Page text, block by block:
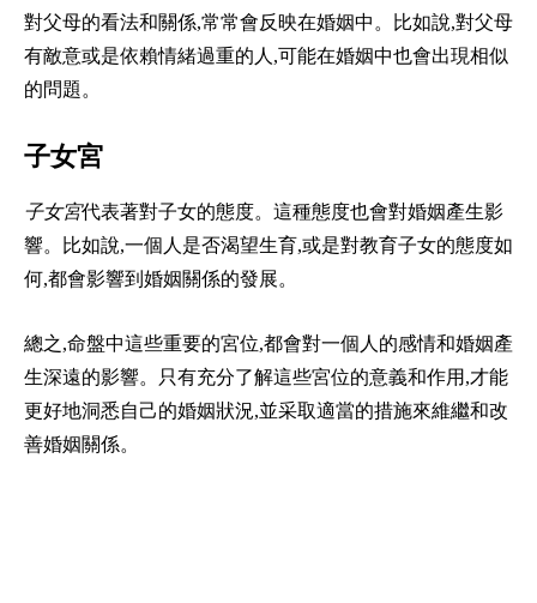
對父母的看法和關係,常常會反映在婚姻中。比如說,對父母
有敵意或是依賴情緒過重的人,可能在婚姻中也會出現相似
的問題。
子女宮
子女宮代表著對子女的態度。這種態度也會對婚姻產生影
響。比如說,一個人是否渴望生育,或是對教育子女的態度如
何,都會影響到婚姻關係的發展。
總之,命盤中這些重要的宮位,都會對一個人的感情和婚姻產
生深遠的影響。只有充分了解這些宮位的意義和作用,才能
更好地洞悉自己的婚姻狀況,並采取適當的措施來維繼和改
善婚姻關係。